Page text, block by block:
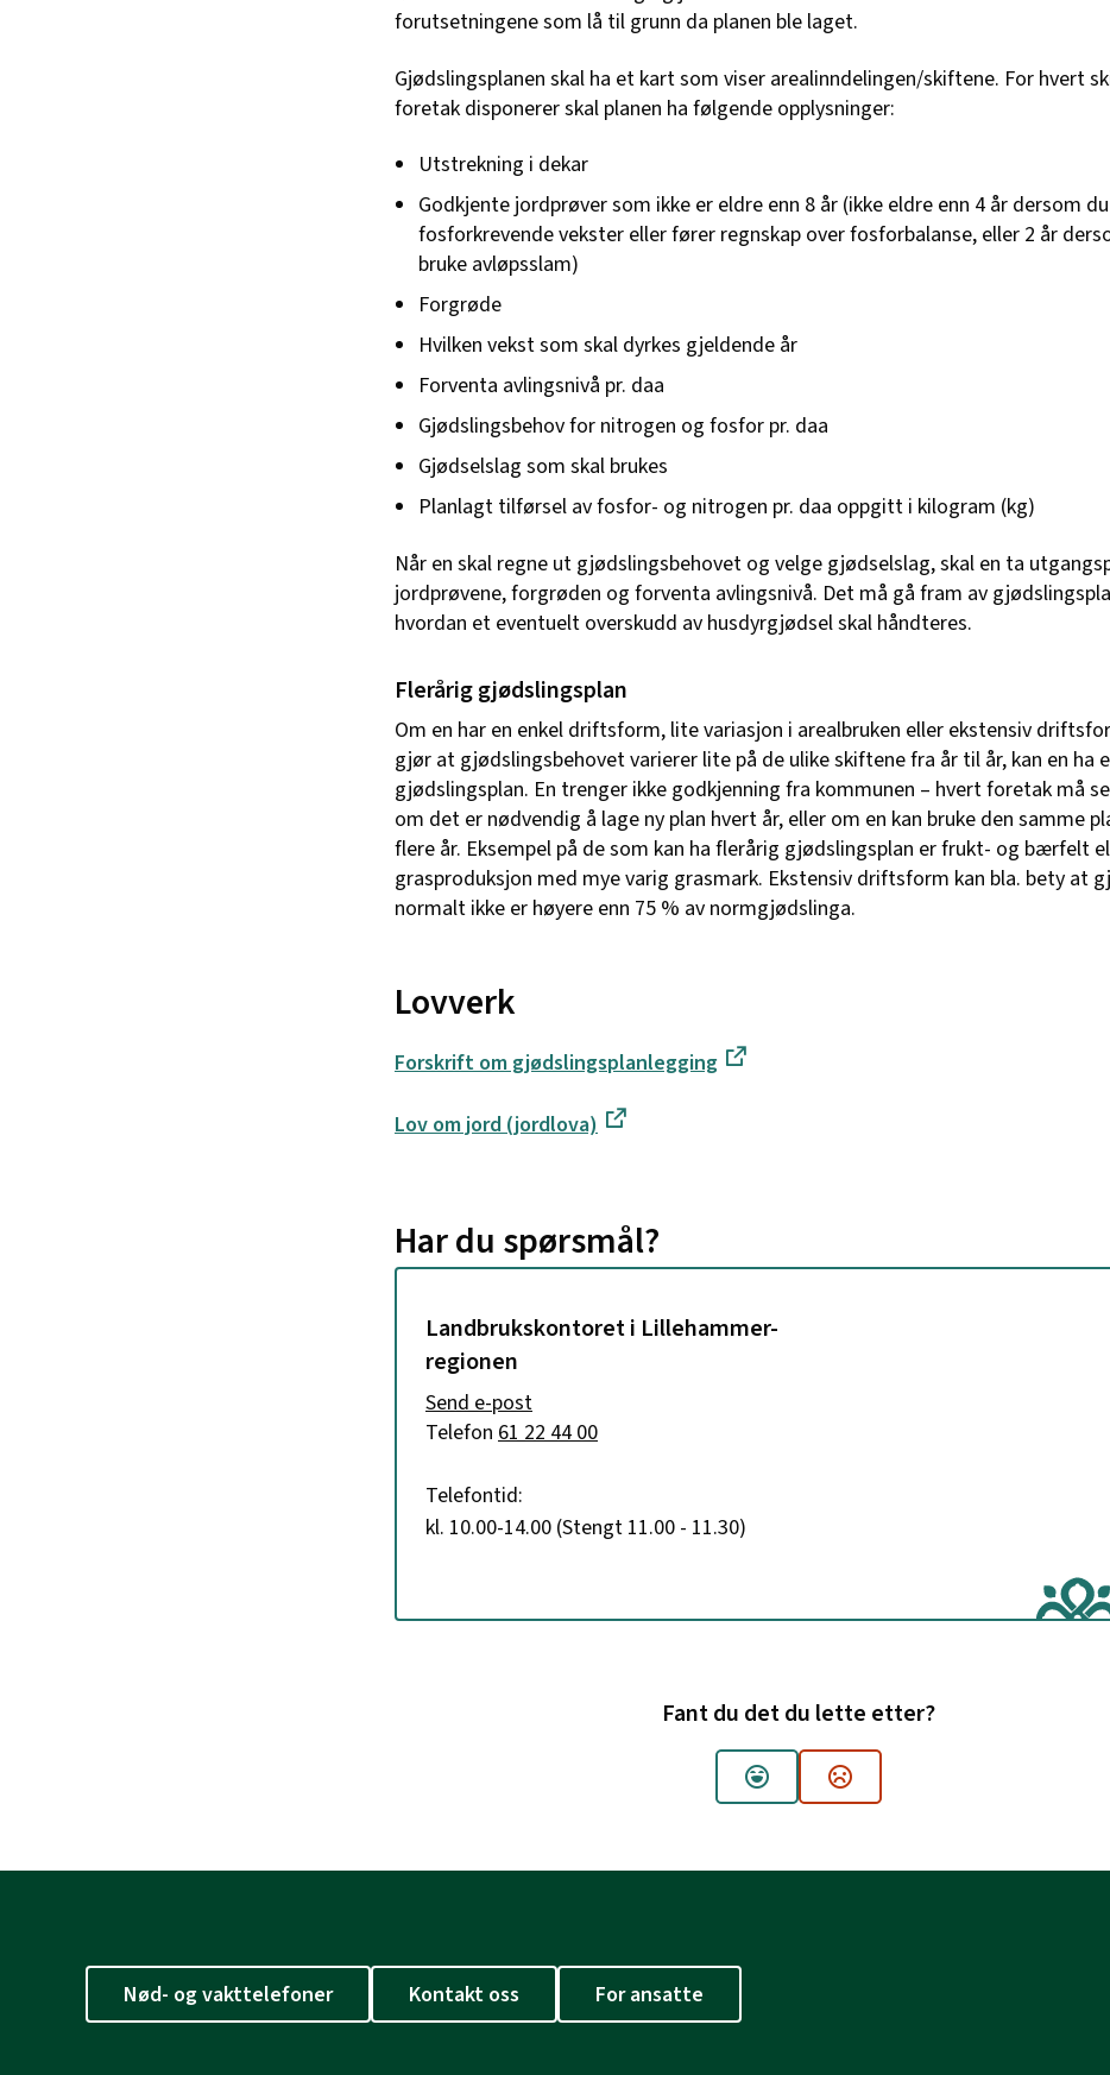
forutsetningene som lå til grunn da planen ble laget.
Gjødslingsplanen skal ha et kart som viser arealinndelingen/skiftene. For hvert
foretak disponerer skal planen ha følgende opplysninger:
Utstrekning i dekar
Godkjente jordprøver som ikke er eldre enn 8 år (ikke eldre enn 4 år dersom
fosforkrevende vekster eller fører regnskap over fosforbalanse, eller 2 år
bruke avløpsslam)
Forgrøde
Hvilken vekst som skal dyrkes gjeldende år
Forventa avlingsnivå pr. daa
Gjødslingsbehov for nitrogen og fosfor pr. daa
Gjødselslag som skal brukes
Planlagt tilførsel av fosfor- og nitrogen pr. daa oppgitt i kilogram (kg)
Når en skal regne ut gjødslingsbehovet og velge gjødselslag, skal en ta
jordprøvene, forgrøden og forventa avlingsnivå. Det må gå fram av
hvordan et eventuelt overskudd av husdyrgjødsel skal håndteres.
Flerårig gjødslingsplan
Om en har en enkel driftsform, lite variasjon i arealbruken eller ekstensiv
gjør at gjødslingsbehovet varierer lite på de ulike skiftene fra år til år, kan en ha
gjødslingsplan. En trenger ikke godkjenning fra kommunen – hvert foretak må
om det er nødvendig å lage ny plan hvert år, eller om en kan bruke den samme
flere år. Eksempel på de som kan ha flerårig gjødslingsplan er frukt- og bærfelt
grasproduksjon med mye varig grasmark. Ekstensiv driftsform kan bla. bety at
normalt ikke er høyere enn 75 % av normgjødslinga.
Lovverk
Forskrift om gjødslingsplanlegging
Lov om jord (jordlova)
Har du spørsmål?
Landbrukskontoret i Lillehammer-
regionen
E-post
Send e-post
Telefon 61 22 44 00
Telefontid:
kl. 10.00-14.00 (Stengt 11.00 - 11.30)
Fant du det du lette etter?
Ja Nei
Nød- og vakttelefoner Kontakt oss For ansatte